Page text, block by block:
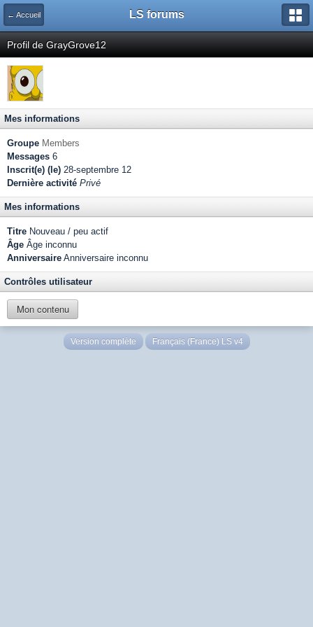
← Accueil LS forums
Profil de GrayGrove12
Mes informations
Groupe Members
Messages 6
Inscrit(e) (le) 28-septembre 12
Dernière activité Privé
Mes informations
Titre Nouveau / peu actif
Âge Âge inconnu
Anniversaire Anniversaire inconnu
Contrôles utilisateur
Mon contenu
Version complète Français (France) LS v4